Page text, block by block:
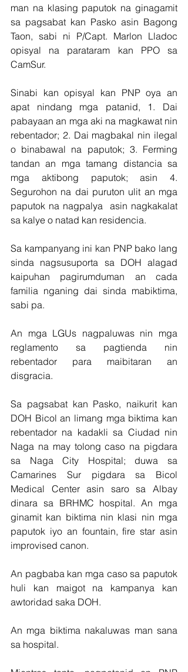
man na klasing paputok na ginagamit
sa pagsabat kan Pasko asin Bagong
Taon, sabi ni P/Capt. Marlon Lladoc
opisyal na parataram kan PPO sa
CamSur.
Sinabi kan opisyal kan PNP oya an
apat nindang mga patanid, 1. Dai
pabayaan an mga aki na magkawat nin
rebentador; 2. Dai magbakal nin ilegal
o binabawal na paputok; 3. Ferming
tandan an mga tamang distancia sa
mga aktibong paputok; asin 4.
Segurohon na dai puruton ulit an mga
paputok na nagpalya  asin nagkakalat
sa kalye o natad kan residencia.
Sa kampanyang ini kan PNP bako lang
sinda nagsusuporta sa DOH alagad
kaipuhan pagirumduman an cada
familia nganing dai sinda mabiktima,
sabi pa.
An mga LGUs nagpaluwas nin mga
reglamento sa pagtienda nin
rebentador para maibitaran an
disgracia.
Sa pagsabat kan Pasko, naikurit kan
DOH Bicol an limang mga biktima kan
rebentador na kadakli sa Ciudad nin
Naga na may tolong caso na pigdara
sa Naga City Hospital; duwa sa
Camarines Sur pigdara sa Bicol
Medical Center asin saro sa Albay
dinara sa BRHMC hospital. An mga
ginamit kan biktima nin klasi nin mga
paputok iyo an fountain, fire star asin
improvised canon.
An pagbaba kan mga caso sa paputok
huli kan maigot na kampanya kan
awtoridad saka DOH.
An mga biktima nakaluwas man sana
sa hospital.